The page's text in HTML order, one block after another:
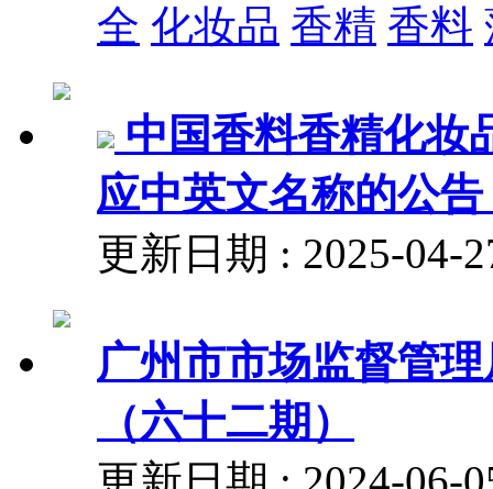
全 化妆品 香精 香料
中国香料香精化妆
应中英文名称的公
更新日期 : 2025-04-
广州市市场监督管
（六十二期）